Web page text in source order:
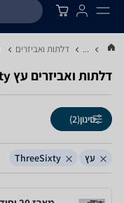
... דלתות ואביזרים
דלתות ואביזרים ‏עץ ‏ThreeSixty
סינון(2)
עץ ThreeSixty